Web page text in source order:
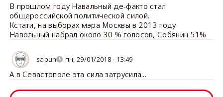
В прошлом году Навальный де-факто стал
общероссийской политической силой.
Кстати, на выборах мэра Москвы в 2013 году
Навольный набрал около 30 % голосов, Собянин 51%
sapun пн, 29/01/2018 - 13:49
А в Севастополе эта сила затрусила...